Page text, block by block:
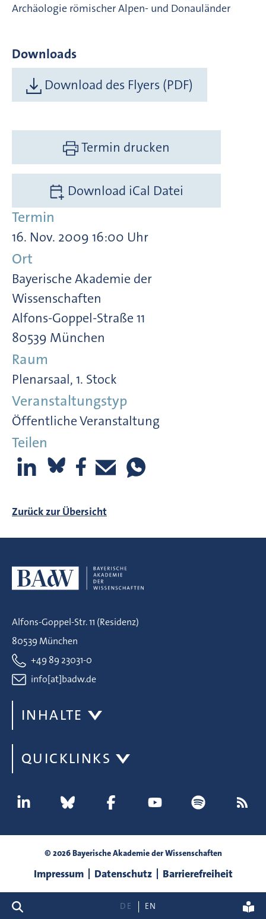
Suche DE EN
Archäologie römischer Alpen- und Donauländer
Downloads
Download des Flyers (PDF)
Termin drucken
Download iCal Datei
Termin
16. Nov. 2009 16:00 Uhr
Ort
Bayerische Akademie der
Wissenschaften
Alfons-Goppel-Straße 11
80539 München
Raum
Plenarsaal, 1. Stock
Veranstaltungstyp
Öffentliche Veranstaltung
Teilen
Zurück zur Übersicht
Alfons-Goppel-Str. 11 (Residenz)
80539 München
+49 89 23031-0
info[at]badw.de
INHALTE
QUICKLINKS
© 2026 Bayerische Akademie der Wissenschaften
Impressum Datenschutz Barrierefreiheit